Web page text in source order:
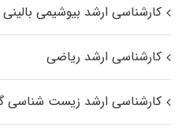
کارشناسی ارشد بیوشیمی بالینی
کارشناسی ارشد ریاضی
کارشناسی ارشد زیست‌ شناسی